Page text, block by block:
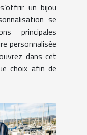
un bijou
se
principales
personnalisée
dans cet
choix afin de